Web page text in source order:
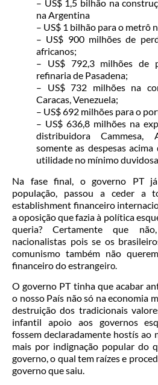
– US$ 1,5 bilhão na
na Argentina
– US$ 1 bilhão para o metrô
– US$ 900 milhões de
africanos;
– US$ 792,3 milhões de
refinaria de Pasadena;
– US$ 732 milhões na
Caracas, Venezuela;
– US$ 692 milhões para o
– US$ 636,8 milhões na
distribuidora Cammesa,
somente as despesas
utilidade no mínimo
Na fase final, o governo PT
população, passou a ceder a
establishment financeiro
a oposição que fazia à política
queria? Certamente que
nacionalistas pois se os
comunismo também não
financeiro do estrangeiro.
O governo PT tinha que acabar
o nosso País não só na economia
destruição dos tradicionais
infantil apoio aos governos
fossem declaradamente hostís ao
mais por indignação popular do
governo, o qual tem raízes e
governo que saiu.